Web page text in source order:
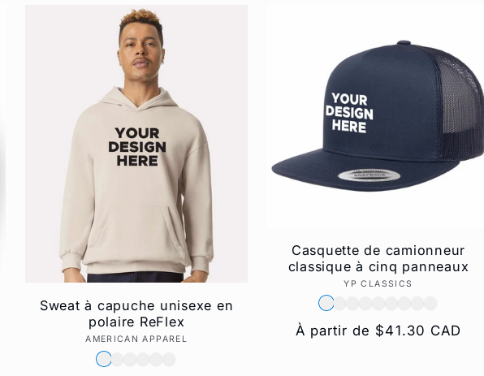
Sweat à capuche unisexe en
polaire ReFlex
Fournisseur :
AMERICAN APPAREL
Casquette de camionneur
classique à cinq panneaux
Fournisseur :
YP CLASSICS
Prix
À partir de $41.30 CAD